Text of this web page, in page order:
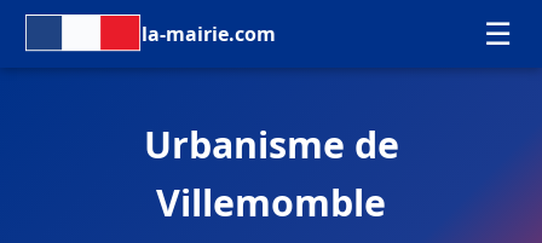
la-mairie.com ☰
Urbanisme de
Villemomble